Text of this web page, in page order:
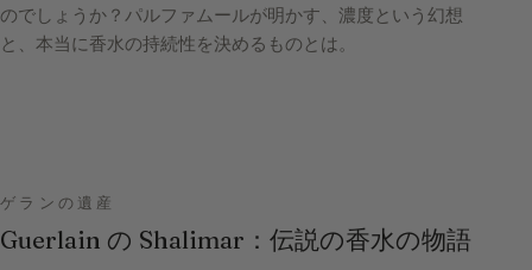
のでしょうか？パルファムールが明かす、濃度という幻想
と、本当に香水の持続性を決めるものとは。
ゲランの遺産
Guerlain の Shalimar：伝説の香水の物語